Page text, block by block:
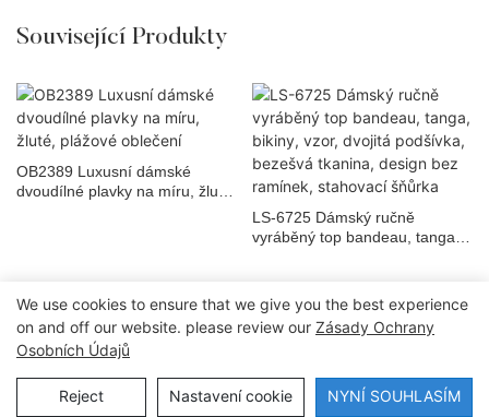
Související Produkty
OB2389 Luxusní dámské
dvoudílné plavky na míru, žluté,
LS-6725 Dámský ručně
vyráběný top bandeau, tanga,
ramínek, stahovací šňůrka
Copyright © 2026 Dongguan Lanteng Sports Products Co., Ltd. |
Sitemap∣Zásady ochrany osobních údajů
We use cookies to ensure that we give you the best experience
on and off our website. please review our Zásady Ochrany
Osobních Údajů
Reject Nastavení cookie NYNÍ SOUHLASÍM